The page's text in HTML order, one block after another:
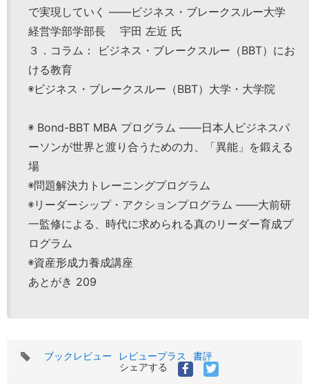
で実現していく ――ビジネス・ブレークスルー大学
経営学部学部長 宇田 左近 氏
３．コラム： ビジネス・ブレークスルー（BBT）にお
ける教育
◉ビジネス・ブレークスルー（BBT）大学・大学院
◉ Bond-BBT MBA プログラム ――日本人ビジネスパ
ーソンが世界と渡り合うための力、「異能」を鍛える
場
◉問題解決力トレーニングプログラム
◉リーダーシップ・アクションプログラム ――大前研
一監修による、時代に求められる真のリーダー育成プ
ログラム
◉資産形成力養成講座
あとがき 209
タ
ブックレビュー レビュープラス
書評
シェアする